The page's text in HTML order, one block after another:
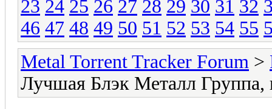
23 24 25 26 27 28 29 30 31 32
46 47 48 49 50 51 52 53 54 55
Metal Torrent Tracker Forum >
Лучшая Блэк Металл